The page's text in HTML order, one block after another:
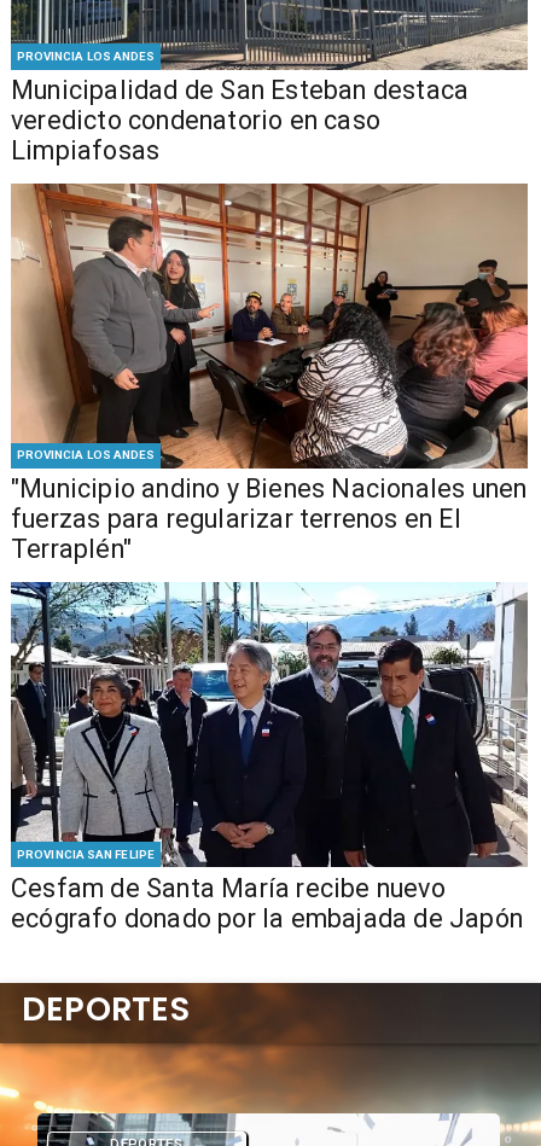
PROVINCIA LOS ANDES
Municipalidad de San Esteban destaca
veredicto condenatorio en caso
Limpiafosas
PROVINCIA LOS ANDES
"Municipio andino y Bienes Nacionales unen
fuerzas para regularizar terrenos en El
Terraplén"
PROVINCIA SAN FELIPE
Cesfam de Santa María recibe nuevo
ecógrafo donado por la embajada de Japón
DEPORTES